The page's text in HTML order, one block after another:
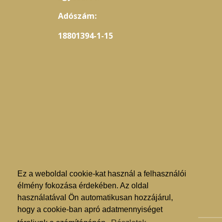
Ez a weboldal cookie-kat használ a felhasználói
élmény fokozása érdekében. Az oldal
használatával Ön automatikusan hozzájárul,
hogy a cookie-ban apró adatmennyiséget
poliszacharidjai jelentős
mértékben fokozzák - révén
a szezonális megbetegedések,
megbetegedések megelőzéséhez,
valamint kezeléséhez. A távol-
keleti országokban többféle rák
esetén alkalmazzák, míg a
nyugati orvoslás főként a
prosztatarák,
és rostjainak köszönhetően a
Adószám:
18801394-1-15